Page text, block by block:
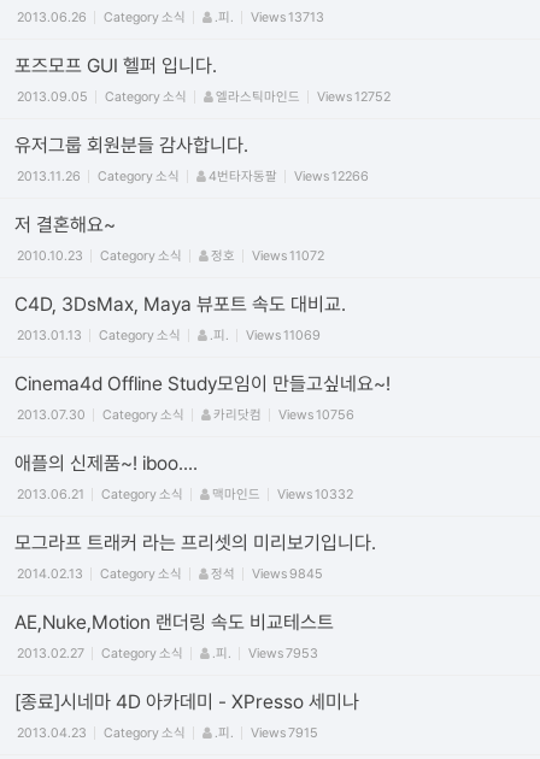
2013.06.26 Category소식 .피. Views13713
포즈모프 GUI 헬퍼 입니다.
2013.09.05 Category소식 엘라스틱마인드 Views12752
유저그룹 회원분들 감사합니다.
2013.11.26 Category소식 4번타자동팔 Views12266
저 결혼해요~
2010.10.23 Category소식 정호 Views11072
C4D, 3DsMax, Maya 뷰포트 속도 대비교.
2013.01.13 Category소식 .피. Views11069
Cinema4d Offline Study모임이 만들고싶네요~!
2013.07.30 Category소식 카리닷컴 Views10756
애플의 신제품~! iboo....
2013.06.21 Category소식 맥마인드 Views10332
모그라프 트래커 라는 프리셋의 미리보기입니다.
2014.02.13 Category소식 정석 Views9845
AE,Nuke,Motion 랜더링 속도 비교테스트
2013.02.27 Category소식 .피. Views7953
[종료]시네마 4D 아카데미 - XPresso 세미나
2013.04.23 Category소식 .피. Views7915